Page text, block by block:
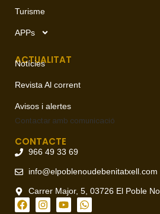
Turisme
APPs
ACTUALITAT
Notícies
Revista Al corrent
Avisos i alertes
Contactar amb comunicació
CONTACTE
966 49 33 69
info@elpoblenoudebenitatxell.com
Carrer Major, 5, 03726 El Poble